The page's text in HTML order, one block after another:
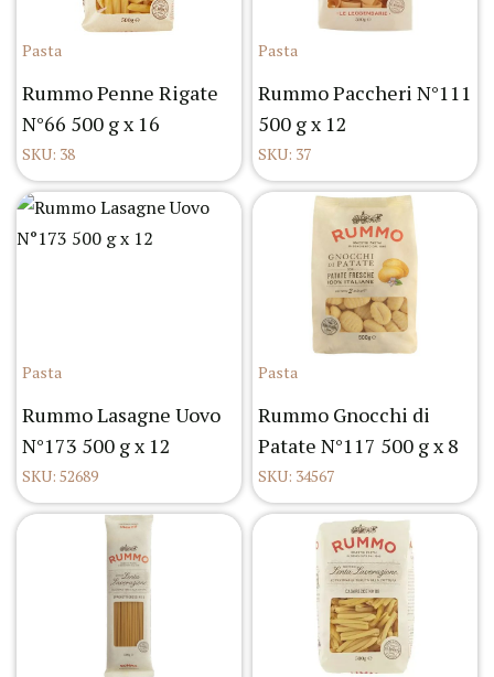
Pasta
Rummo Penne Rigate
N°66 500 g x 16
SKU: 38
Pasta
Rummo Paccheri N°111
500 g x 12
SKU: 37
Pasta
Rummo Lasagne Uovo
N°173 500 g x 12
SKU: 52689
Pasta
Rummo Gnocchi di
Patate N°117 500 g x 8
SKU: 34567